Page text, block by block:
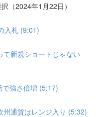
（2024年1月22日）
入札 (9:01)
て新規ショートじゃない
強さ倍増 (5:17)
州通貨はレンジ入り (5:32)